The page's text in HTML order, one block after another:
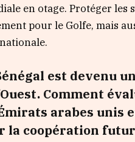
en otage. Protéger les
pour le Golfe, mais
est devenu
Comment
arabes unis
la coopération